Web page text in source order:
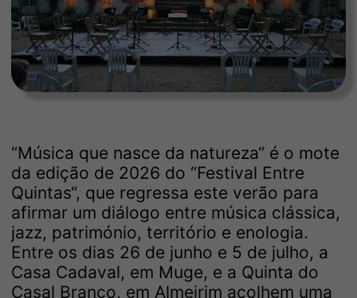
“Música que nasce da natureza“ é o mote
da edição de 2026 do “Festival Entre
Quintas“, que regressa este verão para
afirmar um diálogo entre música clássica,
jazz, património, território e enologia.
Entre os dias 26 de junho e 5 de julho, a
Casa Cadaval, em Muge, e a Quinta do
Casal Branco, em Almeirim acolhem uma